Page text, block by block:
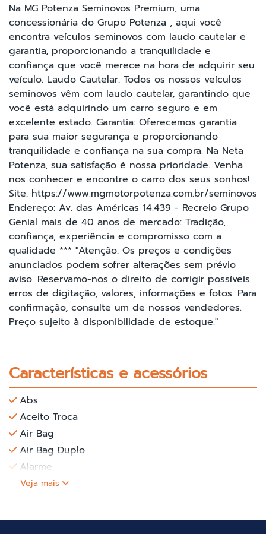
Na MG Potenza Seminovos Premium, uma
concessionária do Grupo Potenza , aqui você
encontra veículos seminovos com laudo cautelar e
garantia, proporcionando a tranquilidade e
confiança que você merece na hora de adquirir seu
veículo. Laudo Cautelar: Todos os nossos veículos
seminovos vêm com laudo cautelar, garantindo que
você está adquirindo um carro seguro e em
excelente estado. Garantia: Oferecemos garantia
para sua maior segurança e proporcionando
tranquilidade e confiança na sua compra. Na Neta
Potenza, sua satisfação é nossa prioridade. Venha
nos conhecer e encontre o carro dos seus sonhos!
Site: https://www.mgmotorpotenza.com.br/seminovos
Endereço: Av. das Américas 14.439 - Recreio Grupo
Genial mais de 40 anos de mercado: Tradição,
confiança, experiência e compromisso com a
qualidade *** "Atenção: Os preços e condições
anunciados podem sofrer alterações sem prévio
aviso. Reservamo-nos o direito de corrigir possíveis
erros de digitação, valores, informações e fotos. Para
confirmação, consulte um de nossos vendedores.
Preço sujeito à disponibilidade de estoque."
Características e acessórios
Abs
Aceito Troca
Air Bag
Air Bag Duplo
Alarme
Veja mais